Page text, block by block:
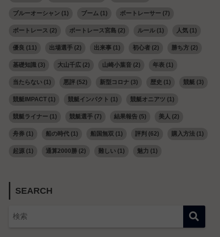
ブルーオーシャン (1) ブーム(1) ボートレーサー (7)
ボートレース (2) ボートレース宮島 (2) ルール(1) 人気(1)
優良 (11) 出場選手(2) 出来事(1) 初心者(2) 勝ち方(2)
基礎知識(3) 大山千広(2) 山崎小葉音(2) 年表(1)
当たらない(1) 悪評(52) 新型コロナ(3) 歴史 (1) 競艇 (3)
競艇IMPACT(1) 競艇インパクト (1) 競艇オニアツ (1)
競艇ライナー (1) 競艇選手(7) 結果報告(5) 美人 (2)
舟券(1) 船の時代(1) 船国無双 (1) 評判 (62) 購入方法(1)
起源(1) 通算2000勝(2) 難しい(1) 魅力 (1)
SEARCH